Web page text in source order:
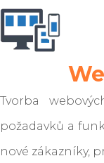
Tvorba
požadavků a
nové zákazníky,